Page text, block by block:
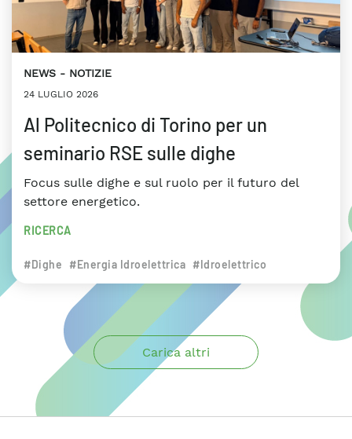
NEWS NOTIZIE
24 LUGLIO 2026
Al Politecnico di Torino per un
seminario RSE sulle dighe
Focus sulle dighe e sul ruolo per il futuro del
settore energetico.
RICERCA
#Dighe #Energia Idroelettrica #Idroelettrico
Carica altri